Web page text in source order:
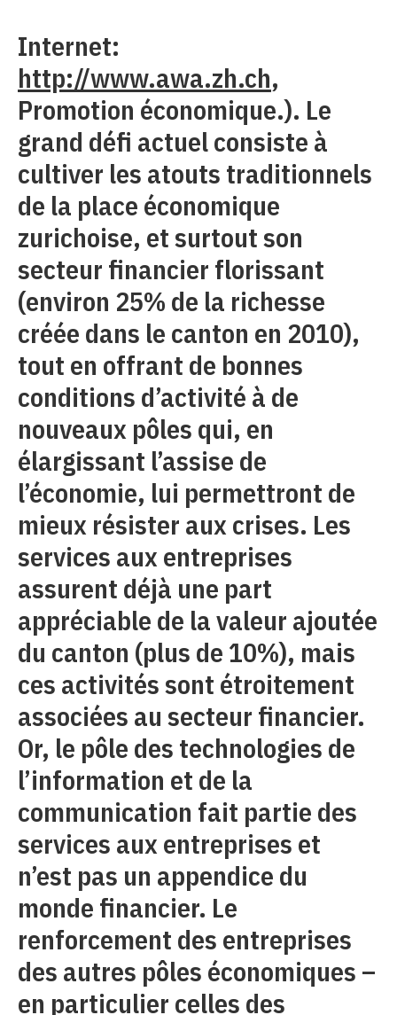
Internet:
http://www.awa.zh.ch,
Promotion économique.). Le
grand défi actuel consiste à
cultiver les atouts traditionnels
de la place économique
zurichoise, et surtout son
secteur financier florissant
(environ 25% de la richesse
créée dans le canton en 2010),
tout en offrant de bonnes
conditions d’activité à de
nouveaux pôles qui, en
élargissant l’assise de
l’économie, lui permettront de
mieux résister aux crises. Les
services aux entreprises
assurent déjà une part
appréciable de la valeur ajoutée
du canton (plus de 10%), mais
ces activités sont étroitement
associées au secteur financier.
Or, le pôle des technologies de
l’information et de la
communication fait partie des
services aux entreprises et
n’est pas un appendice du
monde financier. Le
renforcement des entreprises
des autres pôles économiques –
en particulier celles des